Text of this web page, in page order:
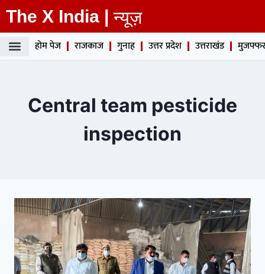
The X India | न्यूज़
होम पेज राजकाज गुनाह उत्तर प्रदेश उत्तराखंड
Central team pesticide
inspection